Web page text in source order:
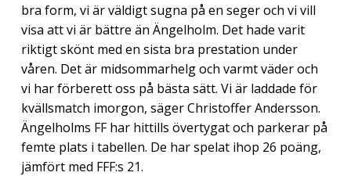
bra form, vi är väldigt sugna på en seger och vi vill
visa att vi är bättre än Ängelholm. Det hade varit
riktigt skönt med en sista bra prestation under
våren. Det är midsommarhelg och varmt väder och
vi har förberett oss på bästa sätt. Vi är laddade för
kvällsmatch imorgon, säger Christoffer Andersson.
Ängelholms FF har hittills övertygat och parkerar på
femte plats i tabellen. De har spelat ihop 26 poäng,
jämfört med FFF:s 21.